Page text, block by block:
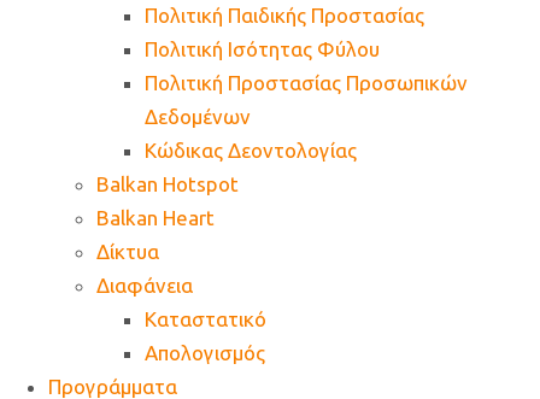
Πολιτική Παιδικής Προστασίας
Πολιτική Ισότητας Φύλου
Πολιτική Προστασίας Προσωπικών
Δεδομένων
Κώδικας Δεοντολογίας
Balkan Hotspot
Balkan Heart
Δίκτυα
Διαφάνεια
Καταστατικό
Απολογισμός
Προγράμματα